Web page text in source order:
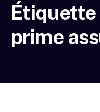
Étiquette
prime